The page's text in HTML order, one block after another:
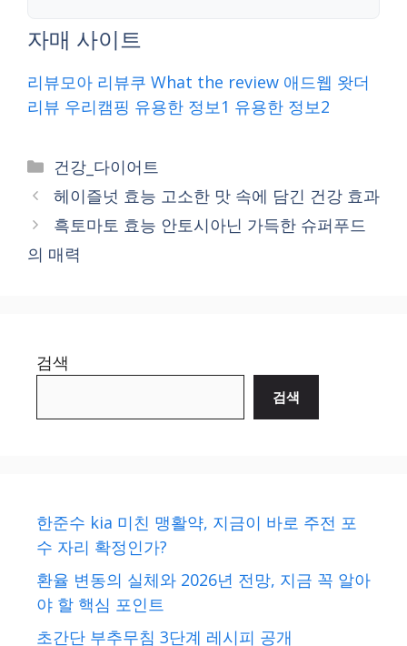
자매 사이트
리뷰모아 리뷰쿠 What the review 애드웹 왓더
리뷰 우리캠핑 유용한 정보1 유용한 정보2
Categories
건강_다이어트
헤이즐넛 효능 고소한 맛 속에 담긴 건강 효과
흑토마토 효능 안토시아닌 가득한 슈퍼푸드
의 매력
검색
검색
한준수 kia 미친 맹활약, 지금이 바로 주전 포
수 자리 확정인가?
환율 변동의 실체와 2026년 전망, 지금 꼭 알아
야 할 핵심 포인트
초간단 부추무침 3단계 레시피 공개